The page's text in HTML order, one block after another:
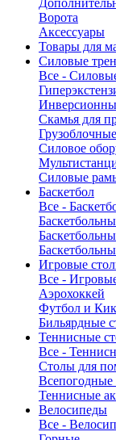
Ворота
Аксессуары
Товары для
Силовые
Все -
Скамья для
Силовое
Силовые
Баскетбол
Все -
Игровые
Все -
Аэрохоккей
Футбол и
Бильярдные
Теннисные
Все -
Столы для
Всепогодные
Теннисные
Велосипеды
Все -